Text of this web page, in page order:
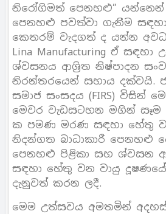
නිරෝගිමත් පෙනහළු”
පෙනහළු පවත්වා ගැනීම
කෙතරම් වැදගත් ද යන්න
Lina Manufacturing ඒ
ශ්වසනය ආශ්‍රිත නිෂ්පාදන
නිරන්තරයෙන් සහාය දක්වයි.
සමාජ සංසදය (FIRS) විසින්
මෙවර වැඩසටහන මගින්
ක පමණ මරණ සඳහා හේතු
නිදන්ගත බාධාකාරී පෙනහළු
පෙනහළු පිළිකා සහ ශ්වසන
සඳහා හේතු වන වායු
දැනුවත් කරන ලදී.
මෙම උත්සවය අමතමින් අදහස්